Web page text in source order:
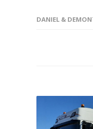
DANIEL &